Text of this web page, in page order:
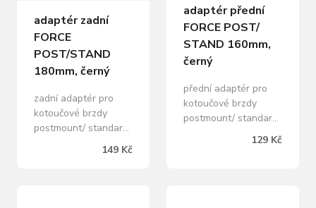
adaptér zadní
FORCE
POST/STAND
180mm, černý
zadní adaptér pro
kotoučové brzdy
postmount/ standard
pro brzdové kotouče:
180 mm včetně 2
149 Kč
adaptér přední
FORCE POST/
STAND 160mm,
černý
přední adaptér pro
kotoučové brzdy
postmount/ standard
pro brzdové kotouče:
129 Kč